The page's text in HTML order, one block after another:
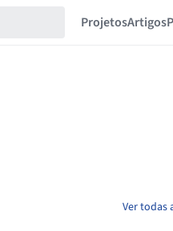
ProjetosArtigos
Ver todas